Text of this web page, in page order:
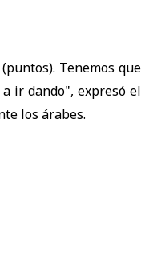
Tenemos que
ir dando", expresó el
los árabes.